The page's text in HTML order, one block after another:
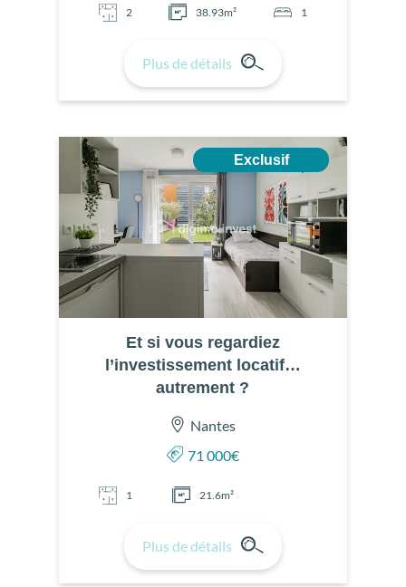
2 38.93m² 1
Plus de détails
Exclusif
Et si vous regardiez
l’investissement locatif…
autrement ?
Nantes
71 000€
1 21.6m²
Plus de détails